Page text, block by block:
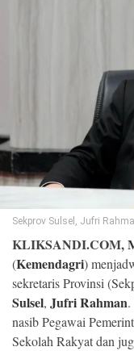
Klik
-
All
reserved
Sekprov Sulsel, Jufri
KLIKSANDI.COM,
(Kemendagri)
sekretaris Provinsi
Sulsel, Jufri Rahman.
nasib Pegawai
Sekolah Rakyat dan